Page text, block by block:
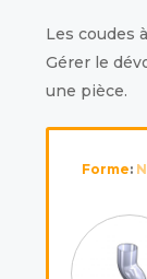
Les coudes
Gérer le
une pièce.
Forme: